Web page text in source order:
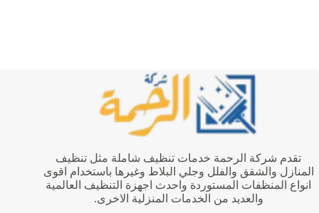
تقدم شركة الرحمة خدمات تنظيف شاملة مثل تنظيف
المنازل والشقق والفلل وجلي البلاط وغيرها باستخدام اقوى
انواع المنظفات المستوردة واحدث اجهزة التنظيف العالمية
والعديد من الخدمات المنزلية الاخرى.